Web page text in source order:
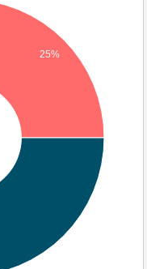
25%